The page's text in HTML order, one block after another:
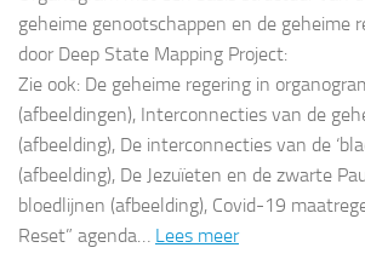
geheime genootschappen en de geheime
door Deep State Mapping Project:
Zie ook: De geheime regering in
(afbeeldingen), Interconnecties van de
(afbeelding), De interconnecties van de
(afbeelding), De Jezuïeten en de zwarte
bloedlijnen (afbeelding), Covid-19
Reset” agenda… Lees meer